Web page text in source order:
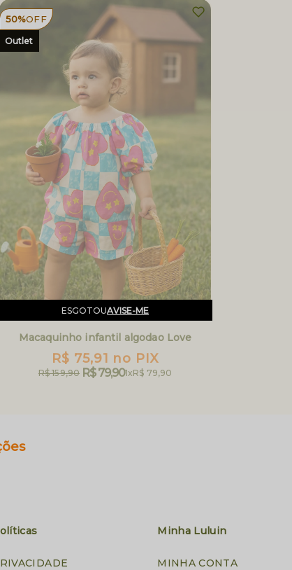
50%OFF
Outlet
ESGOTOUAVISE-ME
Macaquinho infantil algodao Love
R$ 75,91 no PIX
R$ 159,90 R$ 79,901xR$ 79,90
Minha Luluin
MINHA CONTA